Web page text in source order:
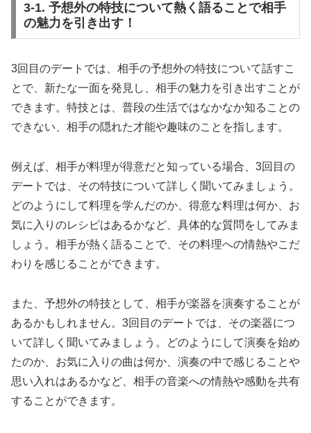
3-1. 予想外の特技について熱く語ることで相手
の魅力を引き出す！
3回目のデートでは、相手の予想外の特技について話すこ
とで、新たな一面を発見し、相手の魅力を引き出すことが
できます。特技とは、普段の生活ではなかなか知ることの
できない、相手の隠れた才能や趣味のことを指します。
例えば、相手が料理が得意だと知っている場合、3回目の
デートでは、その特技について詳しく聞いてみましょう。
どのようにして料理を学んだのか、得意な料理は何か、お
気に入りのレシピはあるかなど、具体的な質問をしてみま
しょう。相手が熱く語ることで、その料理への情熱やこだ
わりを感じることができます。
また、予想外の特技として、相手が楽器を演奏することが
あるかもしれません。3回目のデートでは、その楽器につ
いて詳しく聞いてみましょう。どのようにして演奏を始め
たのか、お気に入りの曲は何か、演奏の中で感じることや
思い入れはあるかなど、相手の音楽への情熱や感動を共有
することができます。